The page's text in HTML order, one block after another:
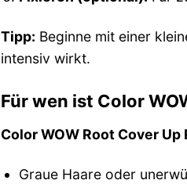
Tipp: Beginne mit einer
intensiv wirkt.
Für wen ist Color
Color WOW Root Cover Up
Graue Haare oder